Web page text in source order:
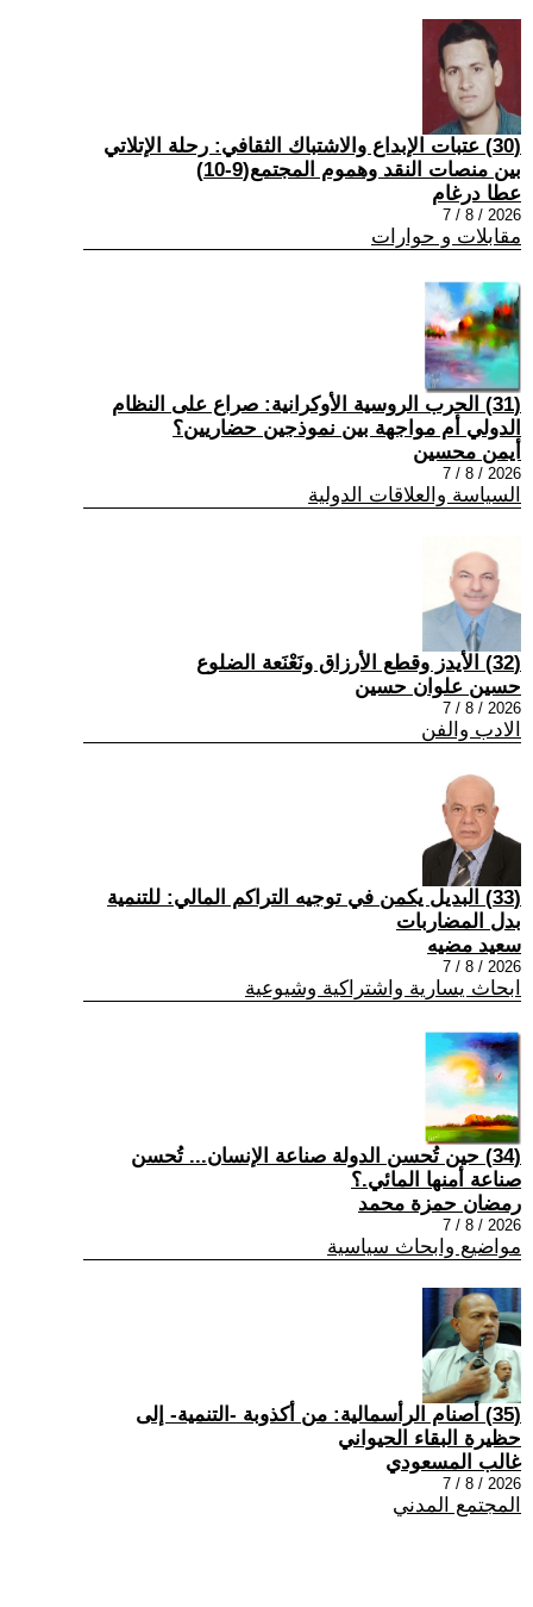
(30) عتبات الإبداع والاشتباك الثقافي: رحلة الإتلاتي
بين منصات النقد وهموم المجتمع(9-10)
عطا درغام
2026 / 8 / 7
مقابلات و حوارات
(31) الحرب الروسية الأوكرانية: صراع على النظام
الدولي أم مواجهة بين نموذجين حضاريين؟
أيمن محسين
2026 / 8 / 7
السياسة والعلاقات الدولية
(32) الأيدز وقطع الأرزاق ونَعْنَعة الضلوع
حسين علوان حسين
2026 / 8 / 7
الادب والفن
(33) البديل يكمن في توجيه التراكم المالي: للتنمية
بدل المضاربات
سعيد مضيه
2026 / 8 / 7
ابحاث يسارية واشتراكية وشيوعية
(34) حين تُحسن الدولة صناعة الإنسان... تُحسن
صناعة أمنها المائي.؟
رمضان حمزة محمد
2026 / 8 / 7
مواضيع وابحاث سياسية
(35) أصنام الرأسمالية: من أكذوبة -التنمية- إلى
حظيرة البقاء الحيواني
غالب المسعودي
2026 / 8 / 7
المجتمع المدني